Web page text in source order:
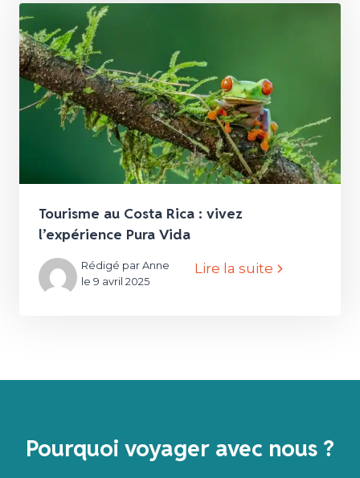
Tourisme au Costa Rica : vivez
l’expérience Pura Vida
Rédigé par Anne
le 9 avril 2025
Lire la suite
Pourquoi voyager avec nous ?